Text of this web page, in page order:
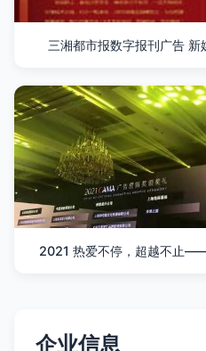
三湘都市报数字报刊广告
2021 热爱不停，超越不止
企业信息